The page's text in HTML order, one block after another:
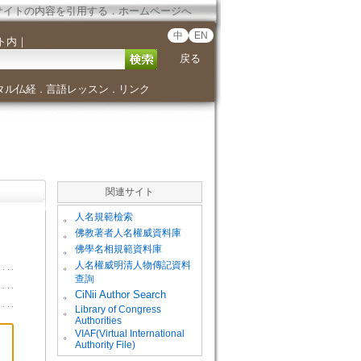
イトの内容を引用する．ホームページへ
内 ｜ 中 EN
戻る
ル仏経． 言語レッスン ． リンク
関連サイト
。 人名規範檢索
。 佛教著者人名權威資料庫
。 佛學名相規範資料庫
。
人名權威明清人物傳記資料
查詢
。
CiNii Author Search
。
Library of Congress
Authorities
。
VIAF(Virtual International
Authority File)